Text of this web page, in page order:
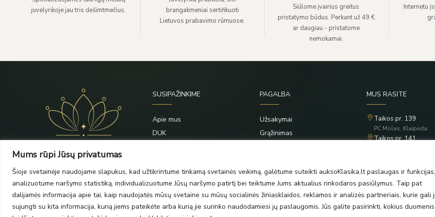
Mums rūpi Jūsų privatumas
Šioje svetainėje naudojame slapukus, kad užtikrintume tinkamą svetainės veikimą, galėtume suteikti auksoKlasika.lt paslaugas ir funkcijas,
analizuotume naršymo statistiką, individualizuotume Jūsų naršymo patirtį bei teiktume Jums aktualius rinkodaros pasiūlymus. Taip pat
dalijamės informacija apie tai, kaip naudojatės mūsų svetaine su mūsų socialinės žiniasklaidos, reklamos ir analizės partneriais, kurie gali
sujungti su kita informacija, kurią jiems pateikėte arba kurią jie surinko naudodamiesi jų paslaugomis. Jūs galite pasirinkti, kokius duomenis
18,75
19,75
20,75
21,75
22
22,25
22,5
23
juvelyrikoje jau tris dešimtmečius.
brangakmeniai sertifikuoti
Lietuvos prabavimo rūmuose.
Siūlome įvairius greitus
pristatymo būdus. Perkant už 49 €
ar daugiau - pristatome
nemokamai.
Internetu
SUSIPAŽINKIME
Apie mus
DUK
Kontaktai
PAGALBA
Užsakymai
Grąžinimas
MUS RASITE
Taikos pr. 139
PC Molas, Klaipėda
Taikos pr. 141
PC Banginis, Klaipėda